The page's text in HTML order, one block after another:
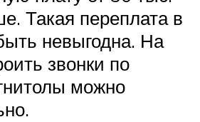
Такая переплата в
невыгодна. На
звонки по
можно